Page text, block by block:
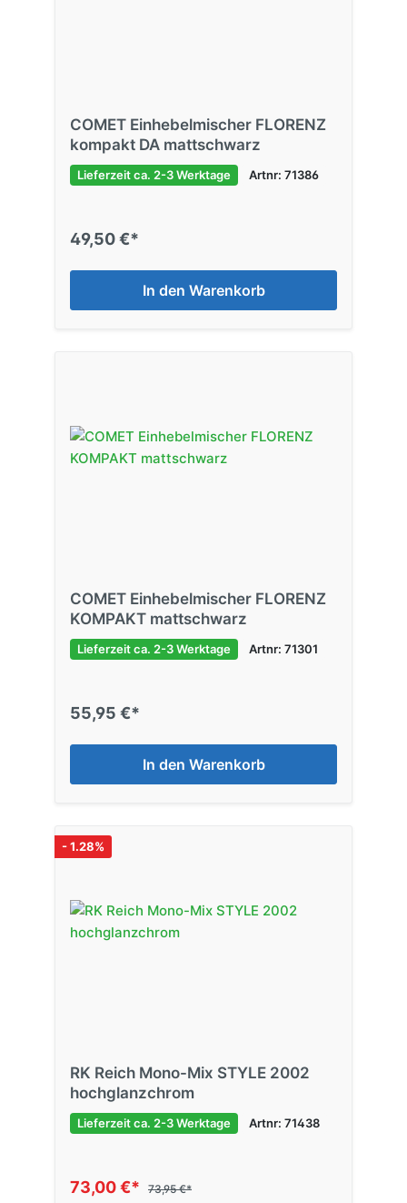
COMET Einhebelmischer FLORENZ
kompakt DA mattschwarz
Lieferzeit ca. 2-3 Werktage Artnr: 71386
49,50 €*
In den Warenkorb
COMET Einhebelmischer FLORENZ
KOMPAKT mattschwarz
Lieferzeit ca. 2-3 Werktage Artnr: 71301
55,95 €*
In den Warenkorb
- 1.28%
RK Reich Mono-Mix STYLE 2002
hochglanzchrom
Lieferzeit ca. 2-3 Werktage Artnr: 71438
73,00 €* 73,95 €*